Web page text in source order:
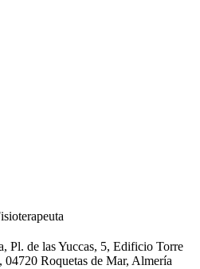
Pl. de las Yuccas, 5, Edificio Torre
Roquetas de Mar, Almería